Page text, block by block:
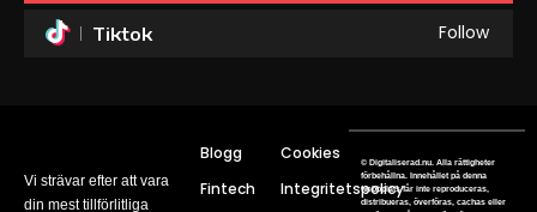
Tiktok Follow
Vi strävar efter att vara
din mest tillförlitliga
Blogg
Fintech
Cookies
Integritetspolicy
© Digitaliserad.nu. Alla rättigheter
förbehållna. Innehållet på denna
webbplats får inte reproduceras,
distribueras, överföras, cachas eller